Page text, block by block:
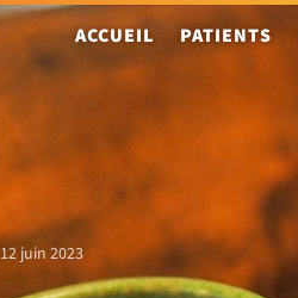
ACCUEIL PATIENTS
12 juin 2023